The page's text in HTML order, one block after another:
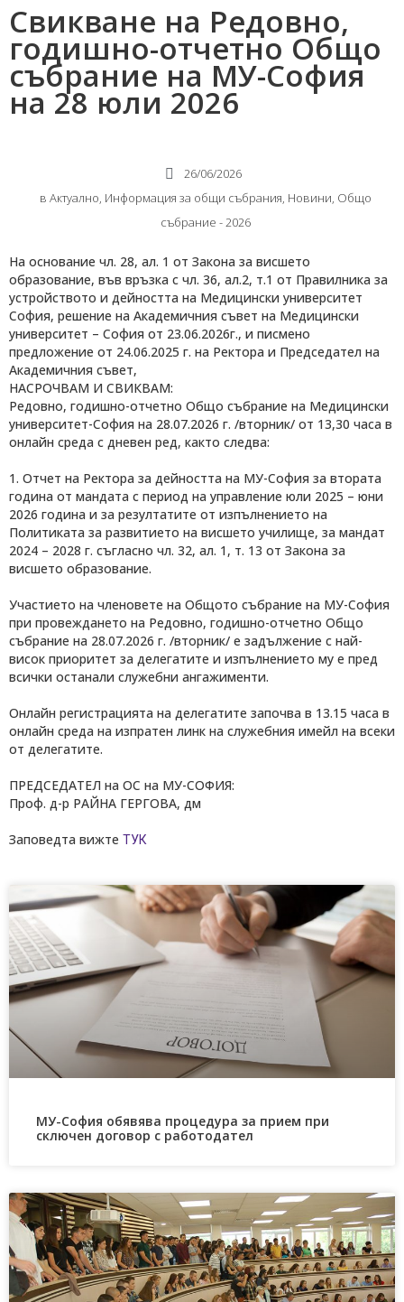
Свикване на Редовно,
годишно-отчетно Общо
събрание на МУ-София
на 28 юли 2026
26/06/2026
в Актуално, Информация за общи събрания, Новини, Общо
събрание - 2026
На основание чл. 28, ал. 1 от Закона за висшето
образование, във връзка с чл. 36, ал.2, т.1 от Правилника за
устройството и дейността на Медицински университет
София, решение на Академичния съвет на Медицински
университет – София от 23.06.2026г., и писмено
предложение от 24.06.2025 г. на Ректора и Председател на
Академичния съвет,
НАСРОЧВАМ И СВИКВАМ:
Редовно, годишно-отчетно Общо събрание на Медицински
университет-София на 28.07.2026 г. /вторник/ от 13,30 часа в
онлайн среда с дневен ред, както следва:
1. Отчет на Ректора за дейността на МУ-София за втората
година от мандата с период на управление юли 2025 – юни
2026 година и за резултатите от изпълнението на
Политиката за развитието на висшето училище, за мандат
2024 – 2028 г. съгласно чл. 32, ал. 1, т. 13 от Закона за
висшето образование.
Участието на членовете на Общото събрание на МУ-София
при провеждането на Редовно, годишно-отчетно Общо
събрание на 28.07.2026 г. /вторник/ е задължение с най-
висок приоритет за делегатите и изпълнението му е пред
всички останали служебни ангажименти.
Онлайн регистрацията на делегатите започва в 13.15 часа в
онлайн среда на изпратен линк на служебния имейл на всеки
от делегатите.
ПРЕДСЕДАТЕЛ на ОС на МУ-СОФИЯ:
Проф. д-р РАЙНА ГЕРГОВА, дм
Заповедта вижте ТУК
МУ-София обявява процедура за прием при
сключен договор с работодател